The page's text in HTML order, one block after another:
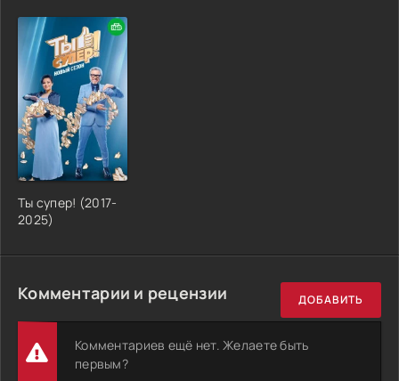
Ты супер! (2017-
2025)
Комментарии и рецензии ДОБАВИТЬ
Комментариев ещё нет. Желаете быть
первым?